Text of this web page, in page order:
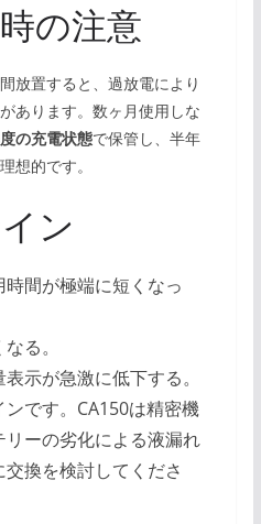
の注意
放置すると、過放電により
あります。数ヶ月使用しな
の充電状態で保管し、半年
想的です。
ン
間が極端に短くなっ
る。
示が急激に低下する。
です。CA150は精密機
ーの劣化による液漏れ
換を検討してくださ